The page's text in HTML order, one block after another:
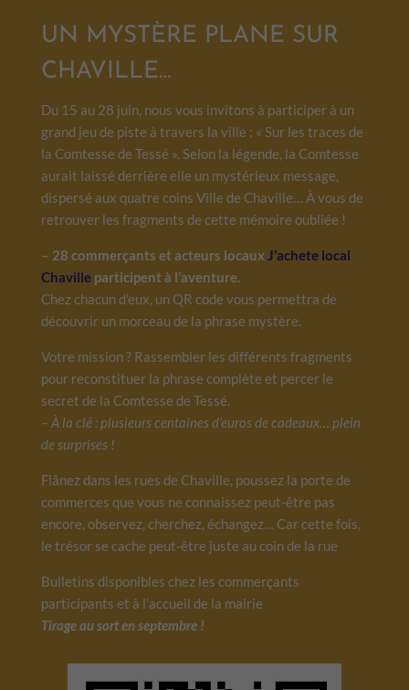
UN MYSTÈRE PLANE SUR
CHAVILLE…
Du 15 au 28 juin, nous vous invitons à participer à un
grand jeu de piste à travers la ville : « Sur les traces de
la Comtesse de Tessé ». Selon la légende, la Comtesse
aurait laissé derrière elle un mystérieux message,
dispersé aux quatre coins Ville de Chaville… À vous de
retrouver les fragments de cette mémoire oubliée !
– 28 commerçants et acteurs locaux J’achete local
Chavilleparticipent à l’aventure.
Chez chacun d’eux, un QR code vous permettra de
découvrir un morceau de la phrase mystère.
Votre mission ? Rassembler les différents fragments
pour reconstituer la phrase complète et percer le
secret de la Comtesse de Tessé.
– À la clé : plusieurs centaines d’euros de cadeaux… plein
de surprises !
Flânez dans les rues de Chaville, poussez la porte de
commerces que vous ne connaissez peut-être pas
encore, observez, cherchez, échangez… Car cette fois,
le trésor se cache peut-être juste au coin de la rue
Bulletins disponibles chez les commerçants
participants et à l’accueil de la mairie
Tirage au sort en septembre !